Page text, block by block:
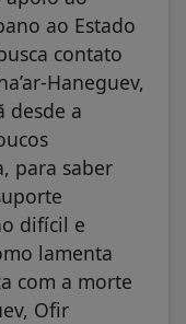
ao Estado
contato
Haneguev,
desde a
para saber
difícil e
lamenta
com a morte
Ofir